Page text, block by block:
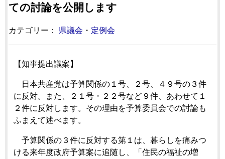
ての討論を公開します
カテゴリー： 県議会 ・ 定例会
【知事提出議案】
日本共産党は予算関係の１号、２号、４９号の３件
に反対。また、２１号・２２号など９件、あわせて１
２件に反対します。その理由を予算委員会での討論も
ふまえて述べます。
予算関係の３件に反対する第１は、暮らしを痛みつ
ける来年度政府予算案に追随し、「住民の福祉の増